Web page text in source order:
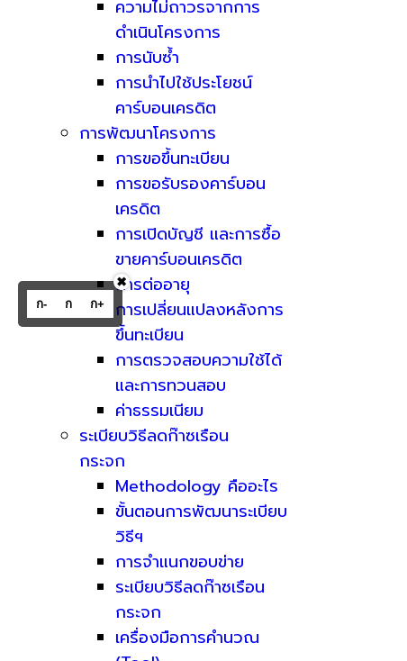
ความไม่ถาวรจากการ
ดำเนินโครงการ
การนับซ้ำ
การนำไปใช้ประโยชน์
คาร์บอนเครดิต
การพัฒนาโครงการ
การขอขึ้นทะเบียน
การขอรับรองคาร์บอน
เครดิต
การเปิดบัญชี และการซื้อ
ขายคาร์บอนเครดิต
การต่ออายุ
การเปลี่ยนแปลงหลังการ
ขึ้นทะเบียน
การตรวจสอบความใช้ได้
และการทวนสอบ
ค่าธรรมเนียม
ระเบียบวิธีลดก๊าซเรือน
กระจก
Methodology คืออะไร
ขั้นตอนการพัฒนาระเบียบ
วิธีฯ
การจำแนกขอบข่าย
ระเบียบวิธีลดก๊าซเรือน
กระจก
เครื่องมือการคำนวณ
ก- ก ก+
✖